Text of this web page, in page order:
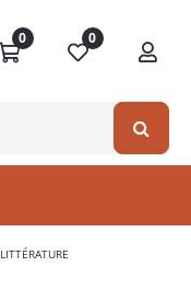
0 0
LITTÉRATURE